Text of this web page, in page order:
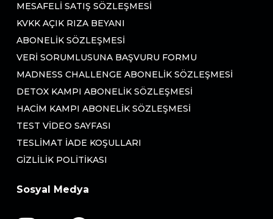
MESAFELI SATIŞ SÖZLEŞMESI
KVKK AÇIK RIZA BEYANI
ABONELIK SÖZLEŞMESI
VERI SORUMLUSUNA BAŞVURU FORMU
MADNESS CHALLENGE ABONELIK SÖZLEŞMESI
DETOX KAMPI ABONELIK SÖZLEŞMESI
HACIM KAMPI ABONELIK SÖZLEŞMESI
TEST VIDEO SAYFASI
TESLIMAT İADE KOŞULLARI
GIZLILIK POLITIKASI
Sosyal Medya